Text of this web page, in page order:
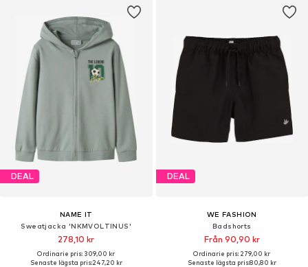
DEAL
NAME IT
Sweatjacka 'NKMVOLTINUS'
278,10 kr
Ordinarie pris: 309,00 kr
Senaste lägsta pris:247,20 kr
DEAL
WE FASHION
Badshorts
Från 90,90 kr
Ordinarie pris: 279,00 kr
Senaste lägsta pris:80,80 kr